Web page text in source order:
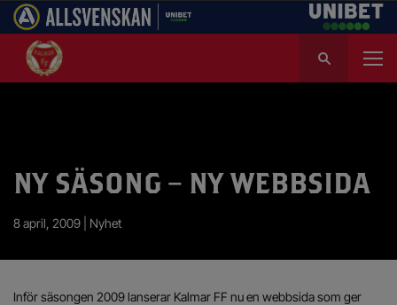
k
NY SÄSONG – NY WEBBSIDA
8 april, 2009 | Nyhet
Inför säsongen 2009 lanserar Kalmar FF nu en webbsida som ger